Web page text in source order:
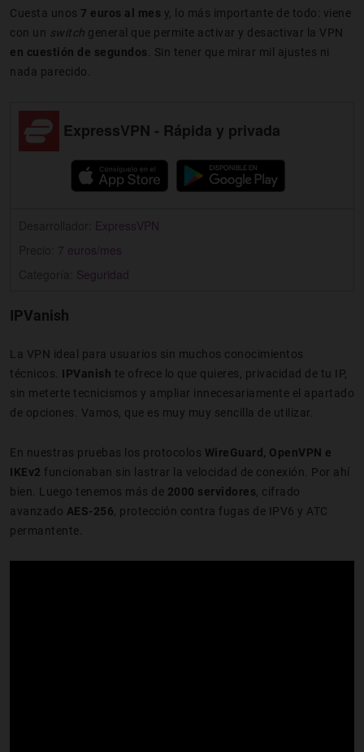
Cuesta unos 7 euros al mes y, lo más importante de todo: viene
con un switch general que permite activar y desactivar la VPN
en cuestión de segundos . Sin tener que mirar mil ajustes ni
nada parecido.
ExpressVPN - Rápida y privada
ExpressVPN
7 euros/mes
Seguridad
IPVanish
La VPN ideal para usuarios sin muchos conocimientos
técnicos. IPVanish te ofrece lo que quieres, privacidad de tu IP,
sin meterte tecnicismos y ampliar innecesariamente el apartado
de opciones. Vamos, que es muy muy sencilla de utilizar.
En nuestras pruebas los protocolos WireGuard, OpenVPN e
IKEv2 funcionaban sin lastrar la velocidad de conexión. Por ahí
bien. Luego tenemos más de 2000 servidores , cifrado
avanzado AES-256 , protección contra fugas de IPV6 y ATC
permantente.